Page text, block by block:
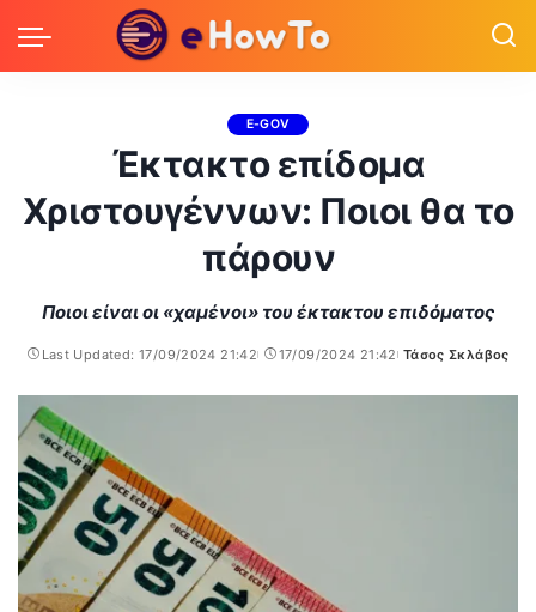
E-GOV
Έκτακτο επίδομα
Χριστουγέννων: Ποιοι θα το
πάρουν
Ποιοι είναι οι «χαμένοι» του έκτακτου επιδόματος
Last Updated: 17/09/2024 21:42 17/09/2024 21:42
Posted
Τάσος Σκλάβος